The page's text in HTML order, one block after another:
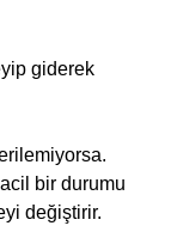
giderek
bir durumu
değiştirir.